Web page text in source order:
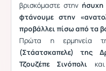
βρισκόμαστε στην ήσυχη
φτάνουμε στην
προβάλλει πίσω από τα
Πρώτα η ερμηνεία
(Στάατσκαπελε) της
Τζουζέπε Σινόπολι